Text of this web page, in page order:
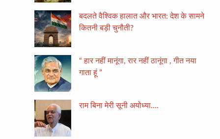
बदलते वैश्विक हालात और भारत: देश के सामने
कितनी बड़ी चुनौती?
“ हार नहीं मानूंगा, रार नहीं ठानूंगा , गीत नया
गाता हूं ”
राम बिना मेरी सूनी अयोध्या….